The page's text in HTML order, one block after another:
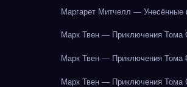
Маргарет Митчелл — Унесённые
Марк Твен — Приключения Тома
Марк Твен — Приключения Тома
Марк Твен — Приключения Тома